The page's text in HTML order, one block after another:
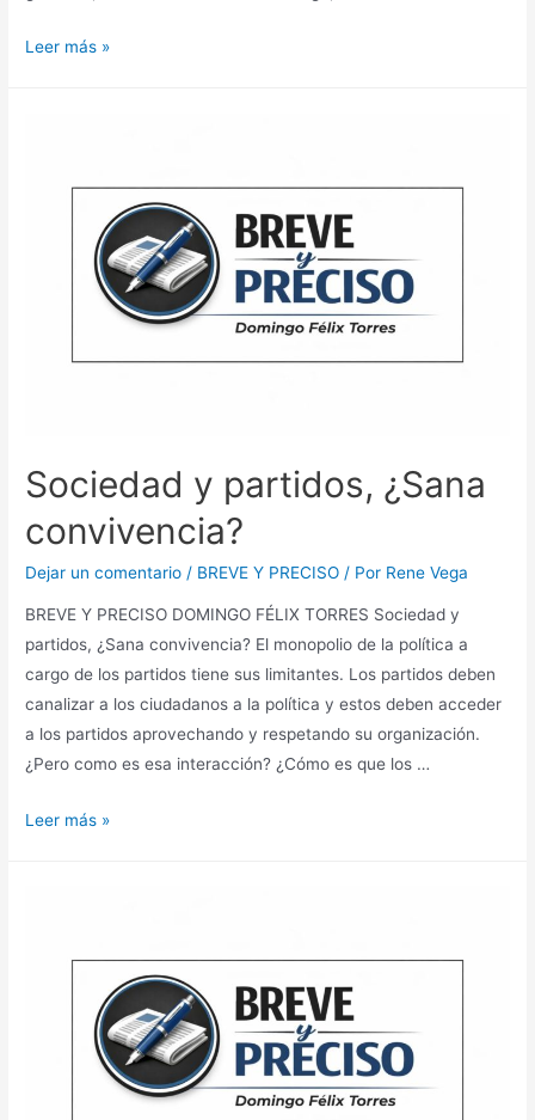
Leer más »
Sociedad y partidos, ¿Sana
convivencia?
Dejar un comentario / BREVE Y PRECISO / Por Rene Vega
BREVE Y PRECISO DOMINGO FÉLIX TORRES Sociedad y
partidos, ¿Sana convivencia? El monopolio de la política a
cargo de los partidos tiene sus limitantes. Los partidos deben
canalizar a los ciudadanos a la política y estos deben acceder
a los partidos aprovechando y respetando su organización.
¿Pero como es esa interacción? ¿Cómo es que los …
Leer más »